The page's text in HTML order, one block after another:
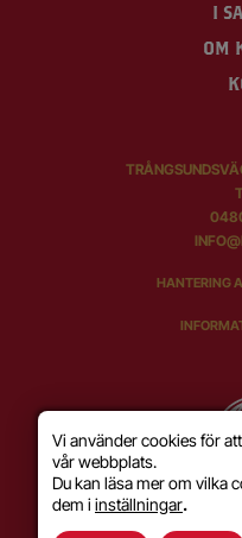
I
OM
HANTERING
Vi använder cookies för
vår webbplats.
Du kan läsa mer om vilka
dem i inställningar.